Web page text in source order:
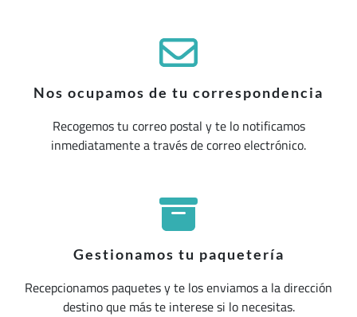
Nos ocupamos de tu correspondencia
Recogemos tu correo postal y te lo notificamos
inmediatamente a través de correo electrónico.
Gestionamos tu paquetería
Recepcionamos paquetes y te los enviamos a la dirección
destino que más te interese si lo necesitas.